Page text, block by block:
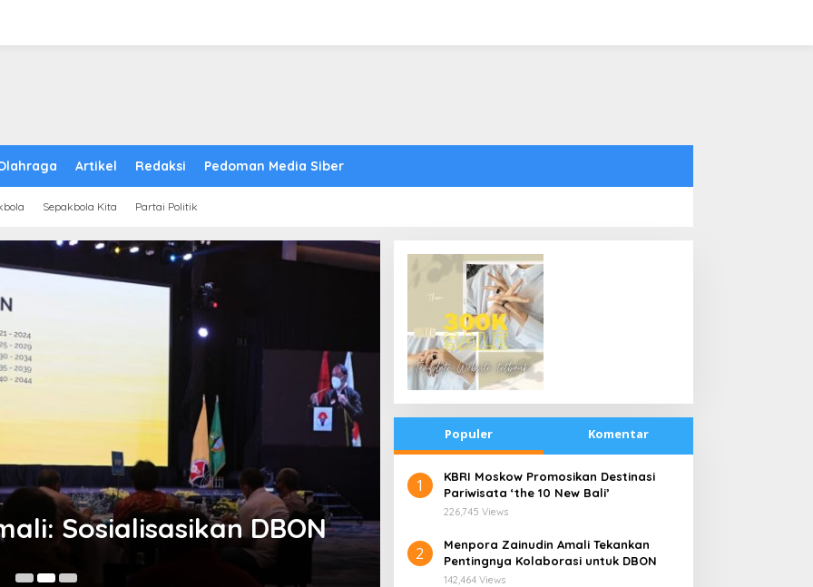
Artikel Redaksi Pedoman Media Siber
Sepakbola Kita Partai Politik
Menpora Zainudin Amali: Sosialisasikan DBON
Pemprov DKI Jakarta-Rektor
Terbitnya Perpres Nomor 86
DBON
November 12, 2021
Populer Komentar
1
​KBRI Moskow Promosikan Destinasi
Pariwisata ‘the 10 New Bali’
226,745 Views
2
​Menpora Zainudin Amali Tekankan
Pentingnya Kolaborasi untuk DBON
142,464 Views